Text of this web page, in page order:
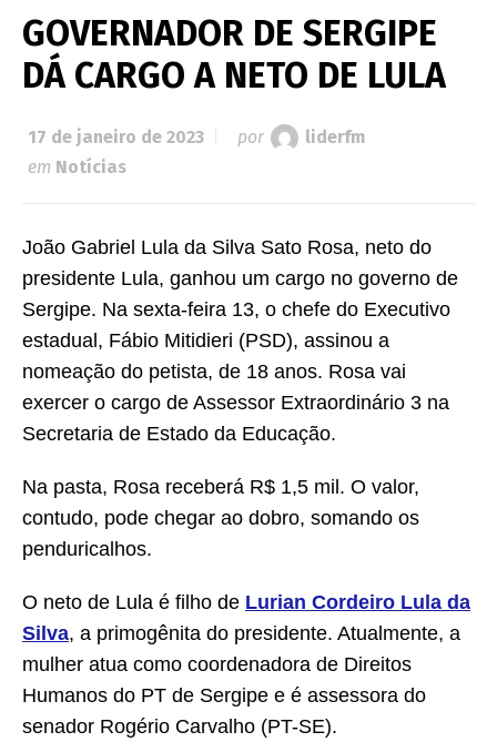
GOVERNADOR DE SERGIPE
DÁ CARGO A NETO DE LULA
17 de janeiro de 2023 por
liderfm
em Notícias
João Gabriel Lula da Silva Sato Rosa, neto do
presidente Lula, ganhou um cargo no governo de
Sergipe. Na sexta-feira 13, o chefe do Executivo
estadual, Fábio Mitidieri (PSD), assinou a
nomeação do petista, de 18 anos. Rosa vai
exercer o cargo de Assessor Extraordinário 3 na
Secretaria de Estado da Educação.
Na pasta, Rosa receberá R$ 1,5 mil. O valor,
contudo, pode chegar ao dobro, somando os
penduricalhos.
O neto de Lula é filho de Lurian Cordeiro Lula da
Silva, a primogênita do presidente. Atualmente, a
mulher atua como coordenadora de Direitos
Humanos do PT de Sergipe e é assessora do
senador Rogério Carvalho (PT-SE).